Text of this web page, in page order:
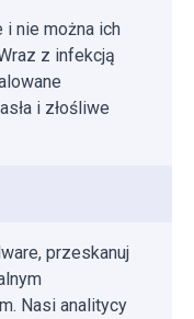
nie można ich
z infekcją
i złośliwe
przeskanuj
Nasi analitycy